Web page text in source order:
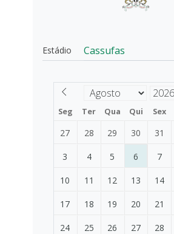
Estádio Cassufas
Seg Ter Qua Qui Sex
27 28 29 30 31
3 4 5 6 7
10 11 12 13 14
17 18 19 20 21
24 25 26 27 28